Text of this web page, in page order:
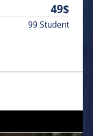
49$
99 Student